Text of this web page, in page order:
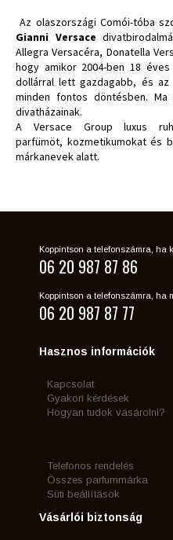
Az olaszországi Comói-tóba
Gianni Versace
Allegra Versacéra, Donatella
hogy amikor 2004-ben 18
dollárral lett gazdagabb, és
minden fontos döntésben.
divatházainak.
A Versace Group luxus
parfümöt, kozmetikumokat és
márkanevek alatt.
Koppintson a telefonszámra, ha
06 20 987 87 86
Koppintson a telefonszámra, ha
06 20 987 87 77
Hasznos információk
Kapcsolat
Gyakori kérdések
Hogyan tudok vásárolni?
Telefonos rendelés
Összes parfummárka
Süti beállítások
Vásárlói biztonság